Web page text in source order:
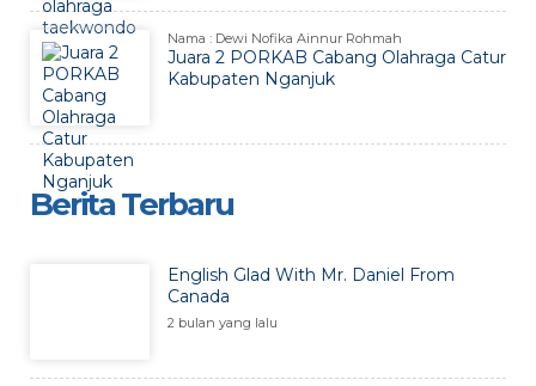
Nama : Dewi Nofika Ainnur Rohmah
Juara 2 PORKAB Cabang Olahraga Catur
Kabupaten Nganjuk
Berita Terbaru
English Glad With Mr. Daniel From
Canada
2 bulan yang lalu